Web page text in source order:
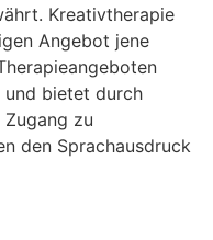
Kreativtherapie
Angebot jene
bietet durch
zu
den Sprachausdruck